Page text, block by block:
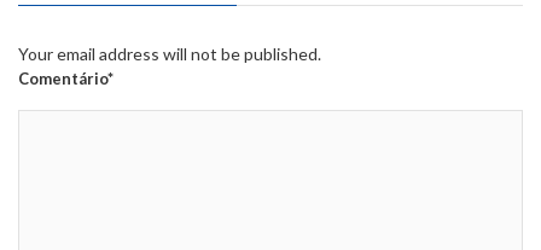
Your email address will not be published.
Comentário*